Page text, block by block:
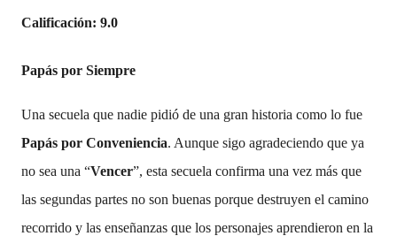
Calificación: 9.0
Papás por Siempre
Una secuela que nadie pidió de una gran historia como lo fue
Papás por Conveniencia. Aunque sigo agradeciendo que ya
no sea una “Vencer”, esta secuela confirma una vez más que
las segundas partes no son buenas porque destruyen el camino
recorrido y las enseñanzas que los personajes aprendieron en la